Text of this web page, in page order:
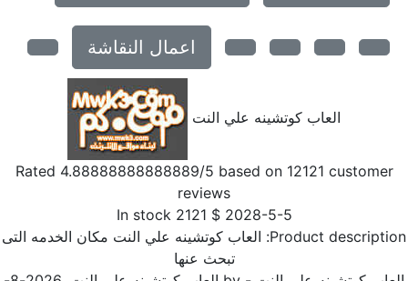
اعمال النقاشة
العاب كوتشينه علي النت
Rated4.88888888888889/5 based on12121customer
reviews
2028-5-5
$
2121
In stock
Product العاب كوتشينه علي النت مكان الخدمه التى
تبحث عنها